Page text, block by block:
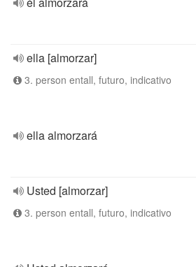
ella [almorzar]
3. person entall, futuro, indicativo
ella almorzará
Usted [almorzar]
3. person entall, futuro, indicativo